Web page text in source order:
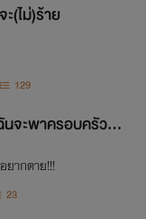
(ไม่)ร้าย
129
จะพาครอบครัวร่ำร
ยากตาย!!!
23